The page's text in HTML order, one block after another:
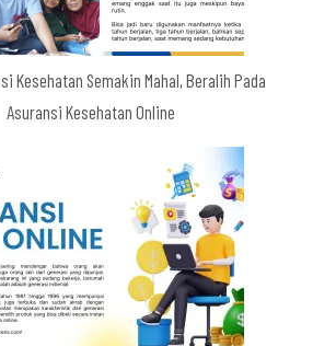
Kesehatan Semakin Mahal, Beralih Pada
Asuransi Kesehatan Online